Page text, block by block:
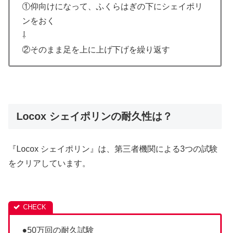
①仰向けになって、ふくらはぎの下にシェイポリ
ンをおく
⇩
②そのまま足を上に上げ下げを繰り返す
Locox シェイポリンの耐久性は？
『Locox シェイポリン』は、第三者機関による3つの試験
をクリアしています。
●50万回の耐久試験